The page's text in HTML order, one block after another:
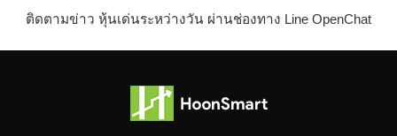
ติดตามข่าว หุ้นเด่นระหว่างวัน ผ่านช่องทาง Line OpenChat